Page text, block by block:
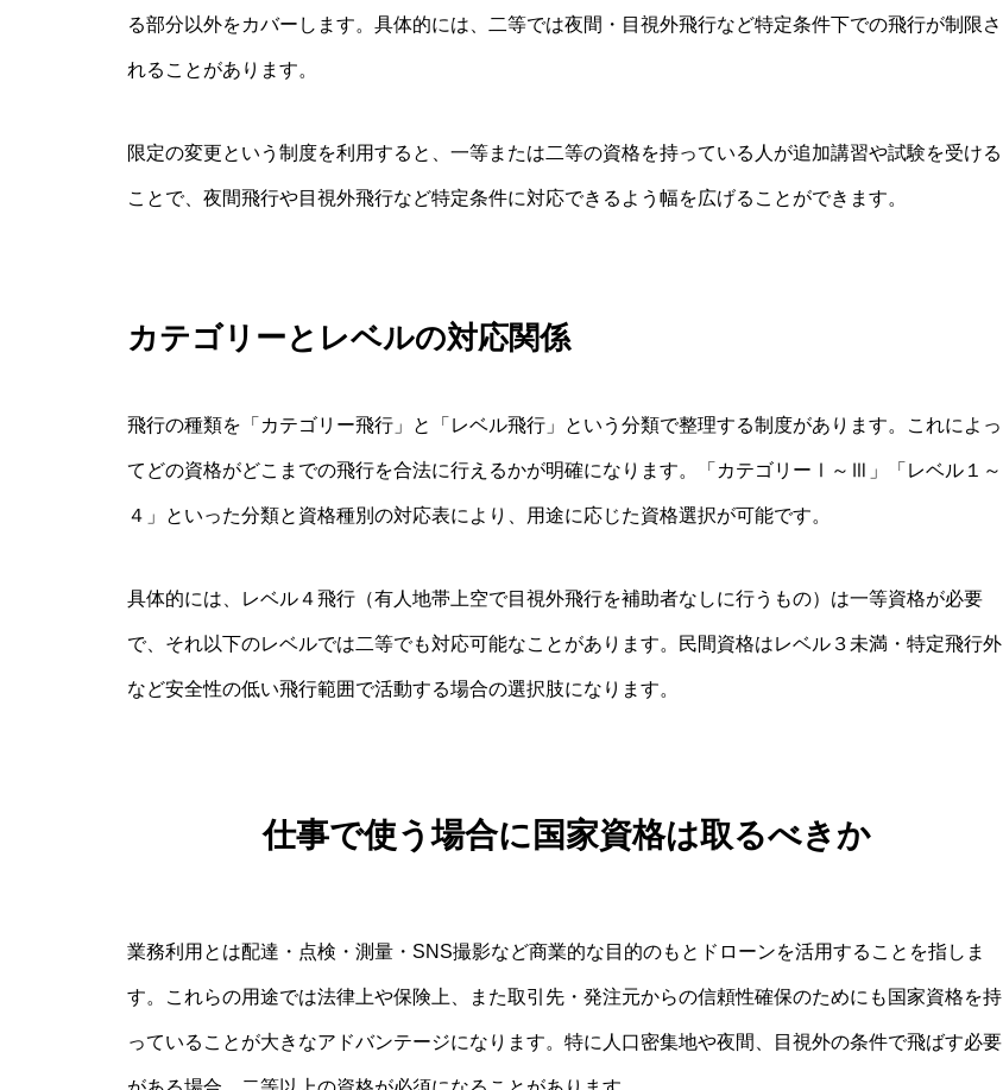
る部分以外をカバーします。具体的には、二等では夜間・目視外飛行など特定条件下での飛行が制限さ
れることがあります。
限定の変更という制度を利用すると、一等または二等の資格を持っている人が追加講習や試験を受ける
ことで、夜間飛行や目視外飛行など特定条件に対応できるよう幅を広げることができます。
カテゴリーとレベルの対応関係
飛行の種類を「カテゴリー飛行」と「レベル飛行」という分類で整理する制度があります。これによっ
てどの資格がどこまでの飛行を合法に行えるかが明確になります。「カテゴリーⅠ～Ⅲ」「レベル１～
４」といった分類と資格種別の対応表により、用途に応じた資格選択が可能です。
具体的には、レベル４飛行（有人地帯上空で目視外飛行を補助者なしに行うもの）は一等資格が必要
で、それ以下のレベルでは二等でも対応可能なことがあります。民間資格はレベル３未満・特定飛行外
など安全性の低い飛行範囲で活動する場合の選択肢になります。
仕事で使う場合に国家資格は取るべきか
業務利用とは配達・点検・測量・SNS撮影など商業的な目的のもとドローンを活用することを指しま
す。これらの用途では法律上や保険上、また取引先・発注元からの信頼性確保のためにも国家資格を持
っていることが大きなアドバンテージになります。特に人口密集地や夜間、目視外の条件で飛ばす必要